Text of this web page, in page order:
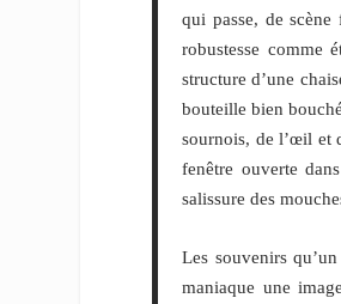
qui passe, de
robustesse comme
structure d’une
bouteille bien
sournois, de l’œil et
fenêtre ouverte
salissure des
Les souvenirs
maniaque une